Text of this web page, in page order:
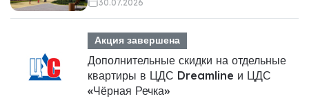
30.07.2026
Акция завершена
Дополнительные скидки на отдельные
квартиры в ЦДС Dreamline и ЦДС
«Чёрная Речка»